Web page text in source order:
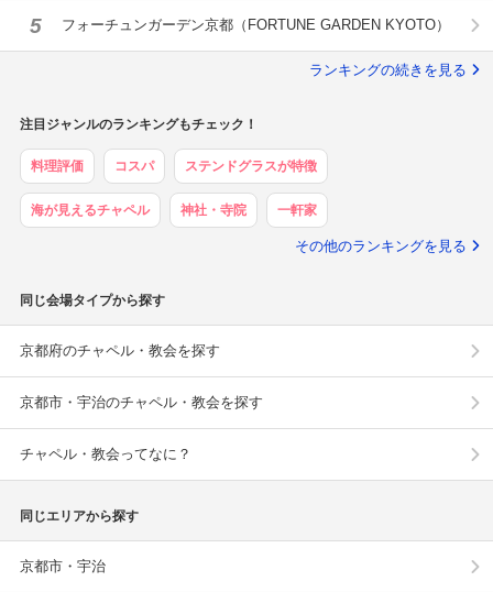
5 フォーチュンガーデン京都（FORTUNE GARDEN KYOTO）
ランキングの続きを見る
注目ジャンルのランキングもチェック！
料理評価 コスパ ステンドグラスが特徴
海が見えるチャペル 神社・寺院 一軒家
その他のランキングを見る
同じ会場タイプから探す
京都府のチャペル・教会を探す
京都市・宇治のチャペル・教会を探す
チャペル・教会ってなに？
同じエリアから探す
京都市・宇治